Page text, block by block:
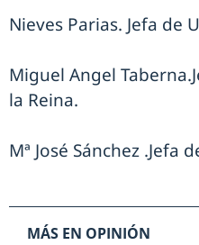
Nieves Parias. Jefa de
Miguel Angel
la Reina.
Mª José Sánchez .Jefa
MÁS EN OPINIÓN